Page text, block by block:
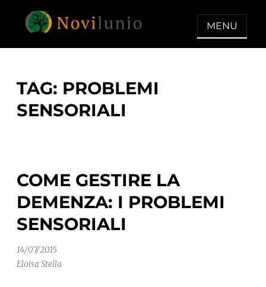
NOVILUNIO
Un aiuto con concreto dopo la
MENU
TAG: PROBLEMI
SENSORIALI
COME GESTIRE LA
DEMENZA: I PROBLEMI
SENSORIALI
14/07/2015
Eloisa Stella